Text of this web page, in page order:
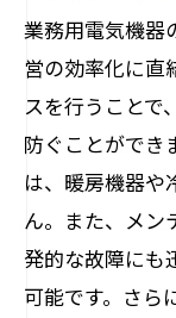
業務用電気機器
営の効率化に直
スを行うことで
防ぐことができ
は、暖房機器や
ん。また、メン
発的な故障にも
可能です。さら